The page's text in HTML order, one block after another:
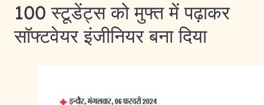
100 स्टूडेंट्स को मुफ्त में पढ़ाकर
सॉफ्टवेयर इंजीनियर बना दिया